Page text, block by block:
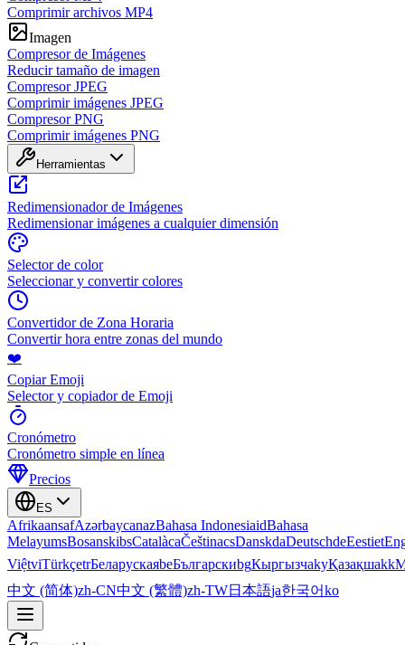
Comprimir archivos MP4
Imagen
Compresor de Imágenes
Reducir tamaño de imagen
Compresor JPEG
Comprimir imágenes JPEG
Compresor PNG
Comprimir imágenes PNG
Herramientas
Redimensionador de Imágenes
Redimensionar imágenes a cualquier dimensión
Selector de color
Seleccionar y convertir colores
Convertidor de Zona Horaria
Convertir hora entre zonas del mundo
❤️
Copiar Emoji
Selector y copiador de Emoji
Cronómetro
Cronómetro simple en línea
Precios
ES
AfrikaansafAzərbaycanazBahasa IndonesiaidBahasa
MelayumsBosanskibsCatalàcaČeštinacsDanskdaDeutschdeEestiet
ViệtviTürkçetrБеларускаяbeБългарскиbgКыргызчаkyҚазақшаkk
中文 (简体)zh-CN中文 (繁體)zh-TW日本語ja한국어ko